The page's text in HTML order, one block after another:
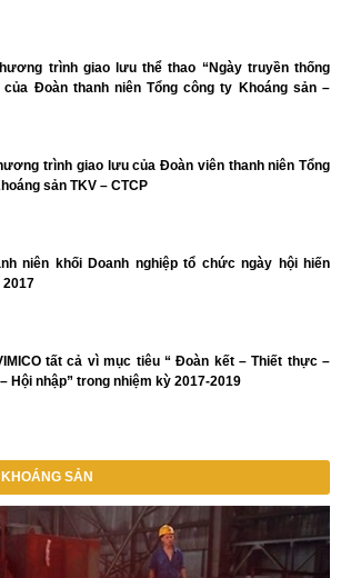
trình giao lưu thể thao “Ngày truyền thống
của Đoàn thanh niên Tổng công ty Khoáng sản –
trình giao lưu của Đoàn viên thanh niên Tổng
sản TKV – CTCP
niên khối Doanh nghiệp tổ chức ngày hội hiến
2017
tất cả vì mục tiêu “ Đoàn kết – Thiết thực –
Hội nhập” trong nhiệm kỳ 2017-2019
SẢN